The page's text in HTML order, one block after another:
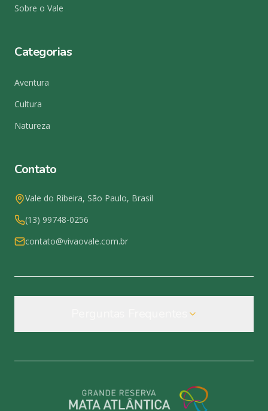
Sobre o Vale
Categorias
Aventura
Cultura
Natureza
Contato
Vale do Ribeira, São Paulo, Brasil
(13) 99748-0256
contato@vivaovale.com.br